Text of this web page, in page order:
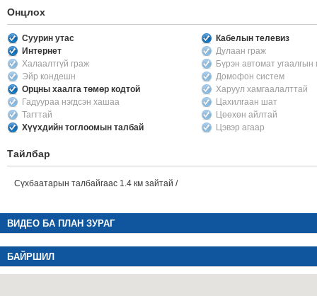
Онцлох
Суурин утас
Кабелын телевиз
Интернет
Дулаан граж
Халаалтгүй граж
Бүрэн автомат
Эйр кондешн
Домофон систем
Орцны хаалга төмөр кодтой
Харуул хамгаалалттай
Гадуураа нэгдсэн хашаа
Цахилгаан шат
Тагттай
Цөөхөн айлтай
Хүүхдийн тоглоомын талбай
Цэвэр агаар
Тайлбар
Сүхбаатарын талбайгаас 1.4 км зайтай /
ВИДЕО БА ПЛАН ЗУРАГ
БАЙРШИЛ